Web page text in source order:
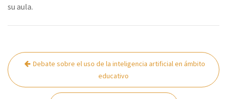
su aula.
Navegación
de
entradas
Debate sobre el uso de la inteligencia artificial en ámbito
educativo